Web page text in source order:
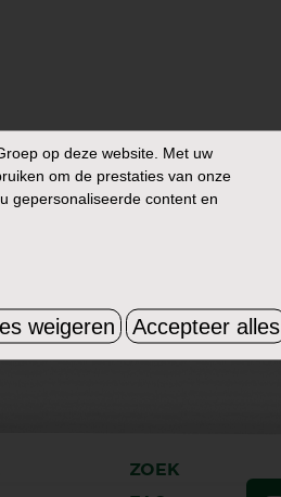
ZOEK
op deze website. Met uw
om de prestaties van onze
gepersonaliseerde content en
weigeren Accepteer alles